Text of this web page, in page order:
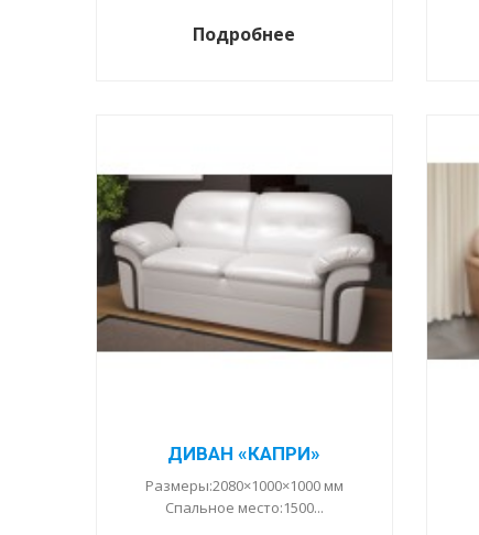
Подробнее
ДИВАН «КАПРИ»
Размеры:2080×1000×1000 мм
Спальное место:1500...